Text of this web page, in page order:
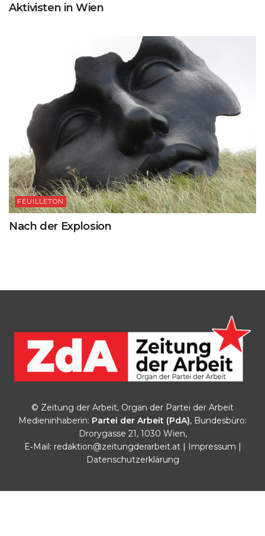
Aktivisten in Wien
FEUILLETON
Nach der Explosion
© Zeitung der Arbeit, Organ der Partei der Arbeit
Medieninhaberin: Partei der Arbeit (PdA), Bundesbüro:
Drorygasse 21, 1030 Wien,
E‑Mail: redaktion@zeitungderarbeit.at| Impressum |
Datenschutzerklärung